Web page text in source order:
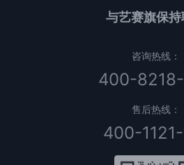
与艺赛旗保
咨询热线：
400-
售后热线：
400-